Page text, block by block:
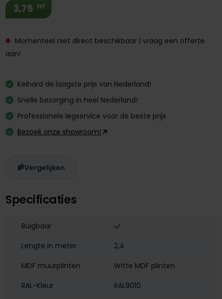
Specificaties
Buigbaar
Lengte in meter
2,4
MDF muurplinten
Witte MDF plinten
RAL-Kleur
RAL9010
3,75 m¹
Momenteel niet direct beschikbaar | vraag een offerte
aan!
Keihard de laagste prijs van Nederland!
Snelle bezorging in heel Nederland!
Professionele legservice voor de beste prijs
Bezoek onze showroom!
Vergelijken